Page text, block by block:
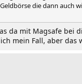
die dann auch
da mit Magsafe bei
mein Fall, aber das